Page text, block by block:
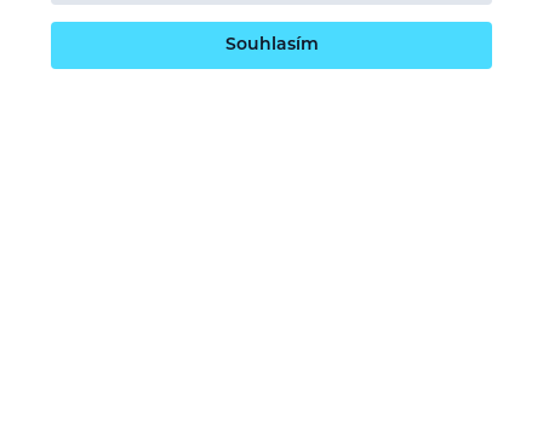
Souhlasím